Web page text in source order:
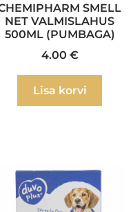
SMELL
NET VALMISLAHUS
500ML (PUMBAGA)
4.00 €
Lisa korvi